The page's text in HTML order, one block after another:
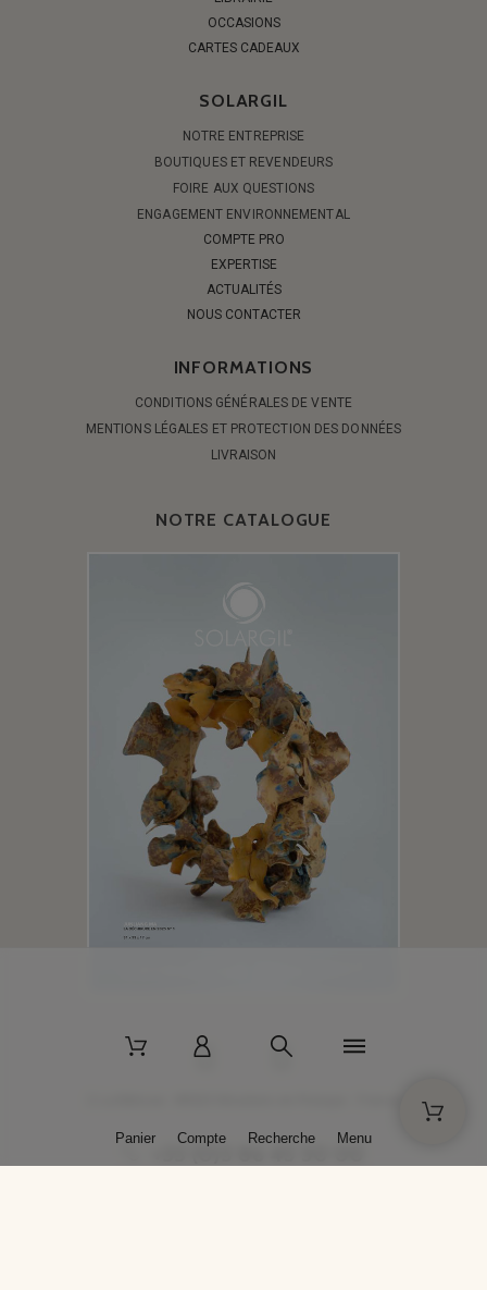
OCCASIONS
CARTES CADEAUX
SOLARGIL
NOTRE ENTREPRISE
BOUTIQUES ET REVENDEURS
FOIRE AUX QUESTIONS
ENGAGEMENT ENVIRONNEMENTAL
COMPTE PRO
EXPERTISE
ACTUALITÉS
NOUS CONTACTER
INFORMATIONS
CONDITIONS GÉNÉRALES DE VENTE
MENTIONS LÉGALES ET PROTECTION DES DONNÉES
LIVRAISON
NOTRE CATALOGUE
+33 (0)3 86 45 50 00
Panier Compte Recherche Menu